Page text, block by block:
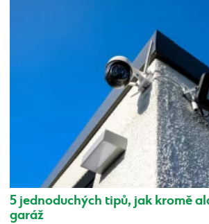
5 jednoduchých tipů, jak kromě
garáž